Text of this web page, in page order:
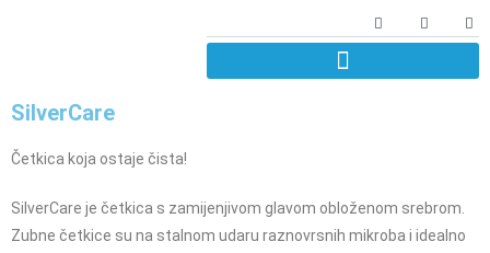
SilverCare
Četkica koja ostaje čista!
SilverCare je četkica s zamijenjivom glavom obloženom srebrom.
Zubne četkice su na stalnom udaru raznovrsnih mikroba i idealno